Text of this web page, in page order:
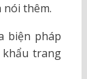
nói thêm.
biện pháp
khẩu trang